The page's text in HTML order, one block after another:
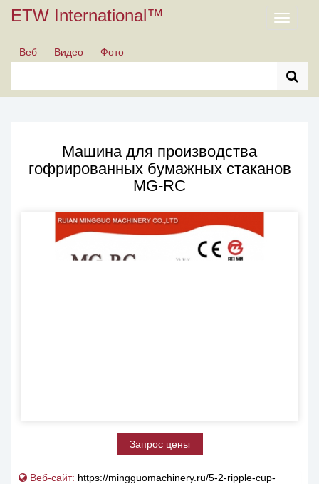
ETW International™
Toggle
Веб
Видео Фото
Машина для производства
гофрированных бумажных стаканов
MG-RC
Запрос цены
Веб-сайт: https://mingguomachinery.ru/5-2-ripple-cup-